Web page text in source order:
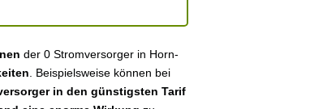
der 0 Stromversorger in Horn-
. Beispielsweise können bei
in den günstigsten Tarif